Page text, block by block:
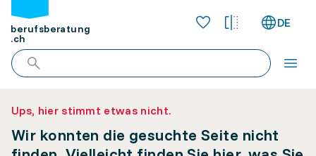
berufsberatung
.ch
DE
Ups, hier stimmt etwas nicht.
Wir konnten die gesuchte Seite nicht